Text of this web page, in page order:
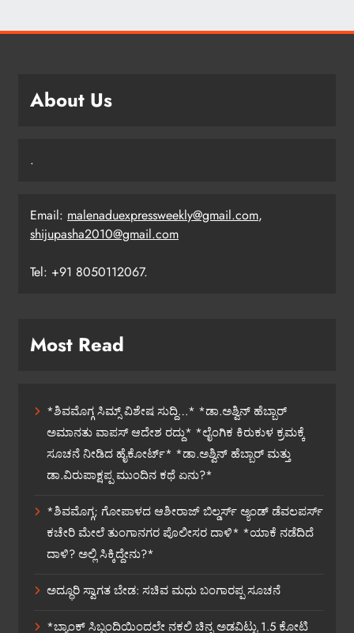
About Us
.
Email: malenaduexpressweekly@gmail.com,
shijupasha2010@gmail.com
Tel: +91 8050112067.
Most Read
*ಶಿವಮೊಗ್ಗ ಸಿಮ್ಸ್ ವಿಶೇಷ ಸುದ್ದಿ…* *ಡಾ.ಅಶ್ವಿನ್ ಹೆಬ್ಬಾರ್
ಅಮಾನತು ವಾಪಸ್ ಆದೇಶ ರದ್ದು* *ಲೈಂಗಿಕ ಕಿರುಕುಳ ಕ್ರಮಕ್ಕೆ
ಸೂಚನೆ ನೀಡಿದ ಹೈಕೋರ್ಟ್* *ಡಾ.ಅಶ್ವಿನ್ ಹೆಬ್ಬಾರ್ ಮತ್ತು
ಡಾ.ವಿರುಪಾಕ್ಷಪ್ಪ ಮುಂದಿನ ಕಥೆ ಏನು?*
*ಶಿವಮೊಗ್ಗ; ಗೋಪಾಳದ ಆಶೀರಾಜ್ ಬಿಲ್ಡರ್ಸ್ ಅ್ಯಂಡ್ ಡೆವಲಪರ್ಸ್
ಕಚೇರಿ ಮೇಲೆ ತುಂಗಾನಗರ ಪೊಲೀಸರ ದಾಳಿ* *ಯಾಕೆ ನಡೆದಿದೆ
ದಾಳಿ? ಅಲ್ಲಿ ಸಿಕ್ಕಿದ್ದೇನು?*
ಅದ್ಧೂರಿ ಸ್ವಾಗತ ಬೇಡ: ಸಚಿವ ಮಧು ಬಂಗಾರಪ್ಪ ಸೂಚನೆ
*ಬ್ಯಾಂಕ್ ಸಿಬ್ಬಂದಿಯಿಂದಲೇ ನಕಲಿ ಚಿನ್ನ ಅಡವಿಟ್ಟು 1.5 ಕೋಟಿ